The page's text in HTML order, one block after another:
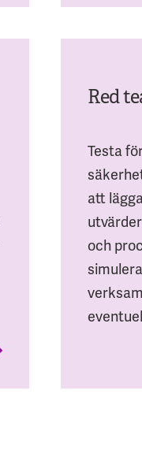
Red
Testa
att
och